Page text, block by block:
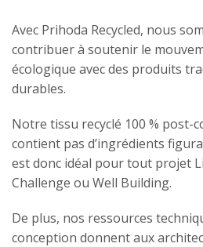
Avec Prihoda Recycled, nous
contribuer à soutenir le
écologique avec des produits
durables.
Notre tissu recyclé 100 % post-
contient pas d’ingrédients
est donc idéal pour tout projet
Challenge ou Well Building.
De plus, nos ressources
conception donnent aux